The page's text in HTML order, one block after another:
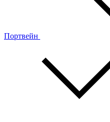
Портвейн